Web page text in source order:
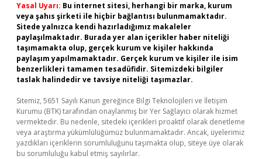
Yasal Uyarı: Bu internet sitesi, herhangi bir marka, kurum
veya şahıs şirketi ile hiçbir bağlantısı bulunmamaktadır.
Sitede yalnızca kendi hazırladığımız makaleler
paylaşılmaktadır. Burada yer alan içerikler haber niteliği
taşımamakta olup, gerçek kurum ve kişiler hakkında
paylaşım yapılmamaktadır. Gerçek kurum ve kişiler ile isim
benzerlikleri tamamen tesadüfidir. Sitemizdeki bilgiler
taslak halindedir ve tavsiye niteliği taşımazlar.
Sitemiz, 5651 Sayılı Kanun gereğince Bilgi Teknolojileri ve İletişim
Kurumu (BTK) tarafından onaylanmış bir Yer Sağlayıcı olarak hizmet
vermektedir. Bu nedenle, sitedeki içerikleri proaktif olarak denetleme
veya araştırma yükümlülüğümüz bulunmamaktadır. Ancak, üyelerimiz
yazdıkları içeriklerin sorumluluğunu taşımakta olup, siteye üye olarak
bu sorumluluğu kabul etmiş sayılırlar.